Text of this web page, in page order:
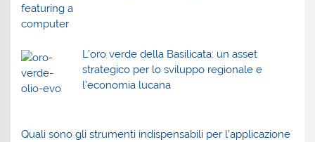
L’oro verde della Basilicata: un asset
strategico per lo sviluppo regionale e
l’economia lucana
Quali sono gli strumenti indispensabili per l’applicazione